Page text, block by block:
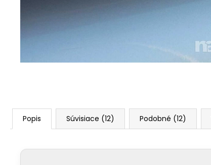
Popis Súvisiace (12) Podobné (12)